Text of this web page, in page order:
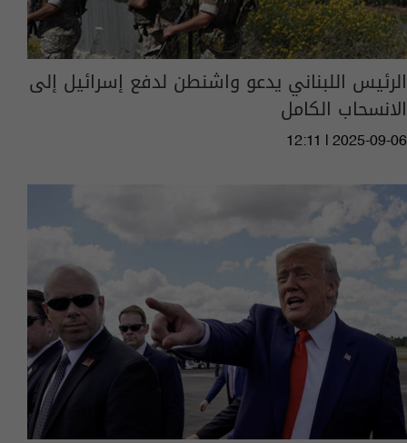
الرئيس اللبناني يدعو واشنطن لدفع إسرائيل إلى
الانسحاب الكامل
12:11 | 2025-09-06